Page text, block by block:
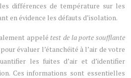
différences de température sur les
en évidence les défauts d’isolation.
appelé test de la porte soufflante
évaluer l’étanchéité à l’air de votre
les fuites d’air et d’identifier
Ces informations sont essentielles